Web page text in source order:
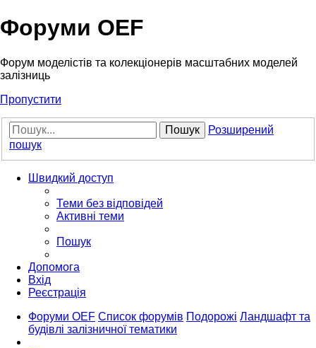
Форуми OEF
Форум моделістів та колекціонерів масштабних моделей
залізниць
Пропустити
Пошук
Розширений
пошук
Швидкий доступ
Теми без відповідей
Активні теми
Пошук
Допомога
Вхід
Реєстрація
Форуми OEF Список форумів Подорожі Ландшафт та
будівлі залізничної тематики